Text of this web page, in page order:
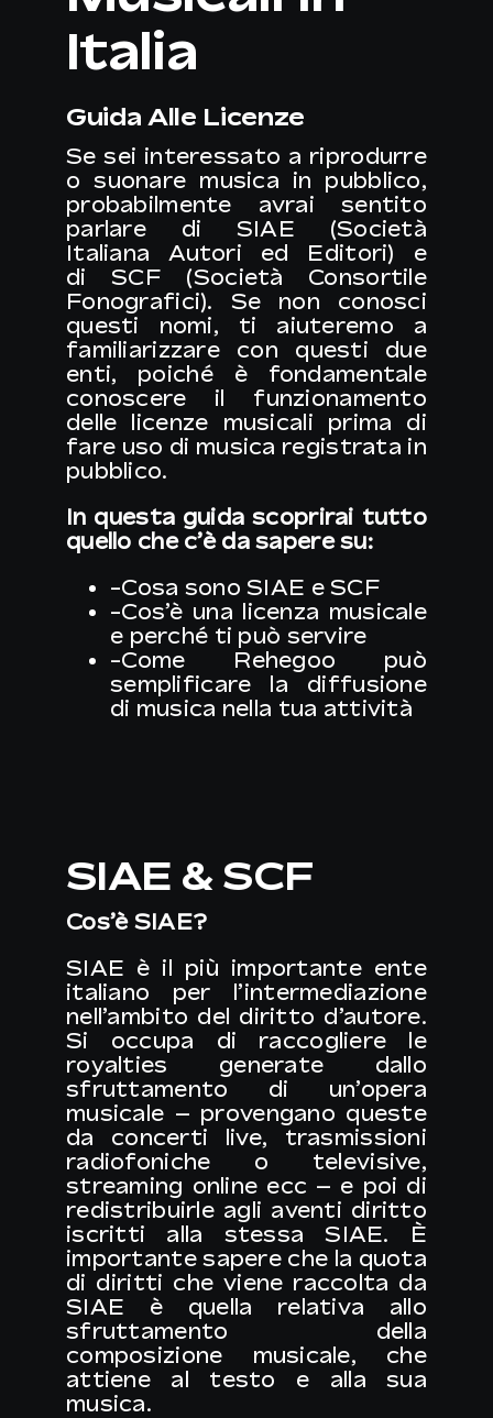
Italia
Guida Alle Licenze
Se sei interessato a riprodurre
o suonare musica in pubblico,
probabilmente avrai sentito
parlare di SIAE (Società
Italiana Autori ed Editori) e
di SCF (Società Consortile
Fonografici). Se non conosci
questi nomi, ti aiuteremo a
familiarizzare con questi due
enti, poiché è fondamentale
conoscere il funzionamento
delle licenze musicali prima di
fare uso di musica registrata in
pubblico.
In questa guida scoprirai tutto
quello che c’è da sapere su:
-Cosa sono SIAE e SCF
-Cos’è una licenza musicale
e perché ti può servire
-Come Rehegoo può
semplificare la diffusione
di musica nella tua attività
SIAE & SCF
Cos’è SIAE?
SIAE è il più importante ente
italiano per l’intermediazione
nell’ambito del diritto d’autore.
Si occupa di raccogliere le
royalties generate dallo
sfruttamento di un’opera
musicale – provengano queste
da concerti live, trasmissioni
radiofoniche o televisive,
streaming online ecc – e poi di
redistribuirle agli aventi diritto
iscritti alla stessa SIAE. È
importante sapere che la quota
di diritti che viene raccolta da
SIAE è quella relativa allo
sfruttamento della
composizione musicale, che
attiene al testo e alla sua
musica.